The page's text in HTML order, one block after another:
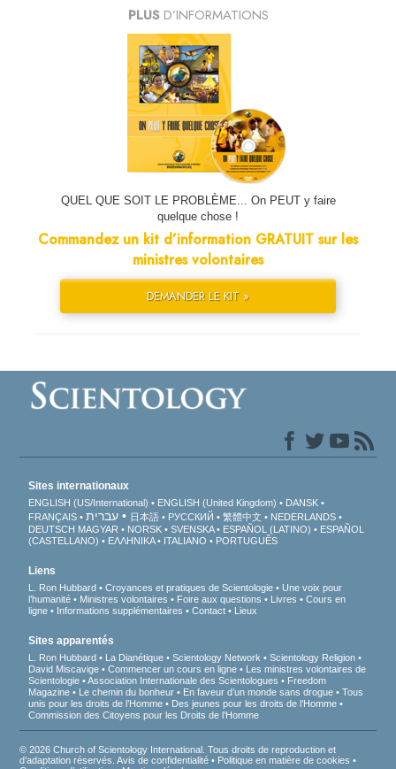
PLUS D’INFORMATIONS
QUEL QUE SOIT LE PROBLÈME... On PEUT y faire
quelque chose !
Commandez un kit d’information GRATUIT sur les
ministres volontaires
DEMANDER LE KIT »
Sites internationaux
ENGLISH (US/International) ENGLISH (United Kingdom)
DANSK
FRANÇAIS
עברית 日本語 РУССКИЙ 繁體中文
NEDERLANDS
DEUTSCH MAGYAR NORSK SVENSKA ESPAÑOL (LATINO)
ESPAÑOL
(CASTELLANO)
ΕΛΛΗΝΙΚA ITALIANO PORTUGUÊS
Liens
L. Ron Hubbard Croyances et pratiques de Scientologie
Une voix pour
l’humanité
Ministres volontaires Foire aux questions Livres
Cours en
ligne
Informations supplémentaires Contact Lieux
Sites apparentés
L. Ron Hubbard La Dianétique Scientology Network
Scientology Religion
David Miscavige
Commencer un cours en ligne
Les ministres volontaires de
Scientologie
Association Internationale des Scientologues
Freedom
Magazine
Le chemin du bonheur En faveur d’un monde sans drogue
Tous
unis pour les droits de l’Homme
Des jeunes pour les droits de l’Homme
Commission des Citoyens pour les Droits de l’Homme
© 2026 Church of Scientology International. Tous droits de reproduction et
d’adaptation réservés.Avis de confidentialité • Politique en matière de cookies •